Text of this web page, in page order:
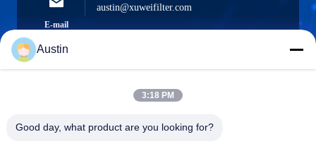
E-mail
austin@xuweifilter.com
0086-19133486000
Austin
3:18 PM
Good day, what product are you looking for?